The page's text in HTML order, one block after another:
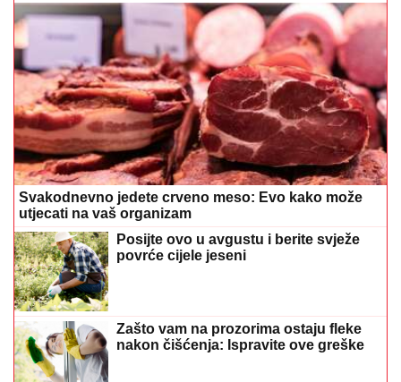
Svakodnevno jedete crveno meso: Evo kako može
utjecati na vaš organizam
Posijte ovo u avgustu i berite svježe
povrće cijele jeseni
Zašto vam na prozorima ostaju fleke
nakon čišćenja: Ispravite ove greške